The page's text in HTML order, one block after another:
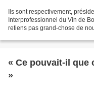
Ils sont respectivement,
Interprofessionnel du Vin de
retiens pas grand-chose de
« Ce pouvait-il que
»